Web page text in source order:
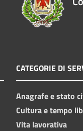
CATEGORIE DI
Anagrafe e stato
Cultura e tempo
Vita lavorativa